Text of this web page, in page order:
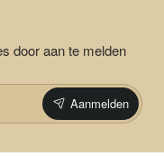
door aan te melden
Aanmelden